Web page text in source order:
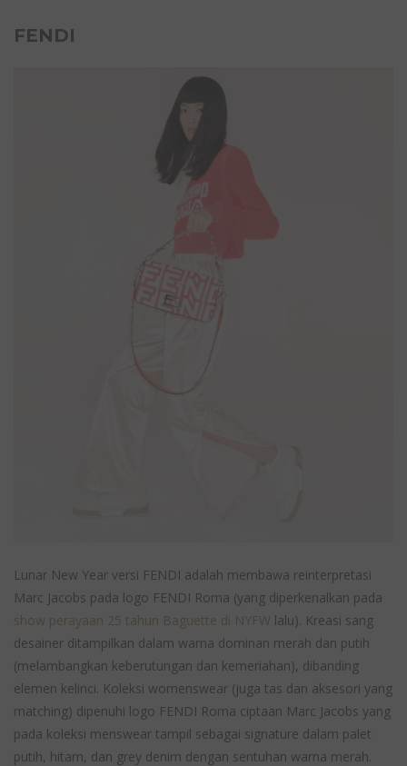
FENDI
Lunar New Year versi FENDI adalah membawa reinterpretasi
Marc Jacobs pada logo FENDI Roma (yang diperkenalkan pada
show perayaan 25 tahun Baguette di NYFW lalu). Kreasi sang
desainer ditampilkan dalam warna dominan merah dan putih
(melambangkan keberutungan dan kemeriahan), dibanding
elemen kelinci. Koleksi womenswear (juga tas dan aksesori yang
matching) dipenuhi logo FENDI Roma ciptaan Marc Jacobs yang
pada koleksi menswear tampil sebagai signature dalam palet
putih, hitam, dan grey denim dengan sentuhan warna merah.